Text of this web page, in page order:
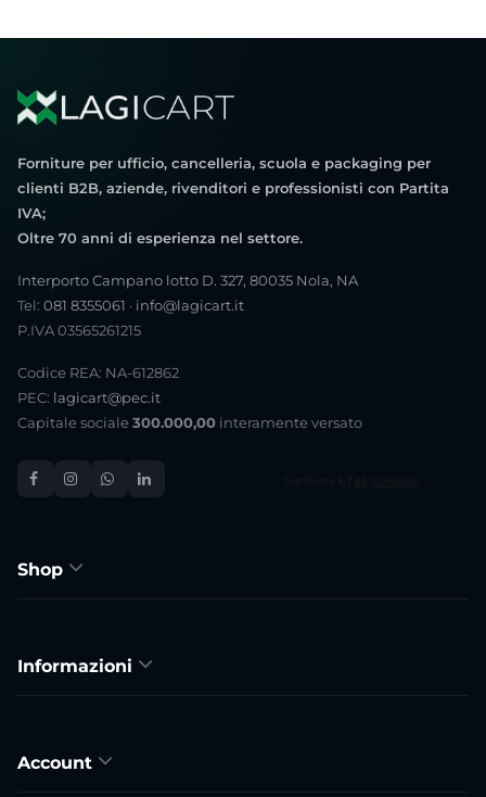
Forniture per ufficio, cancelleria, scuola e packaging per
clienti B2B, aziende, rivenditori e professionisti con Partita
IVA;
Oltre 70 anni di esperienza nel settore.
Interporto Campano lotto D. 327, 80035 Nola, NA
Tel: 081 8355061 · info@lagicart.it
P.IVA 03565261215
Codice REA: NA-612862
PEC: lagicart@pec.it
Capitale sociale 300.000,00 interamente versato
Shop
Informazioni
Account